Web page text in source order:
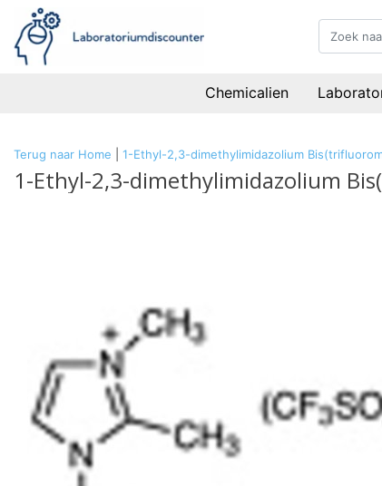
Chemicalien
Terug naar Home 1-Ethyl-2,3-dimethylimidazolium
1-Ethyl-2,3-dimethylimidazolium